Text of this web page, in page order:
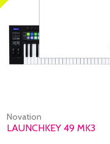
Novation
LAUNCHKEY 49 MK3